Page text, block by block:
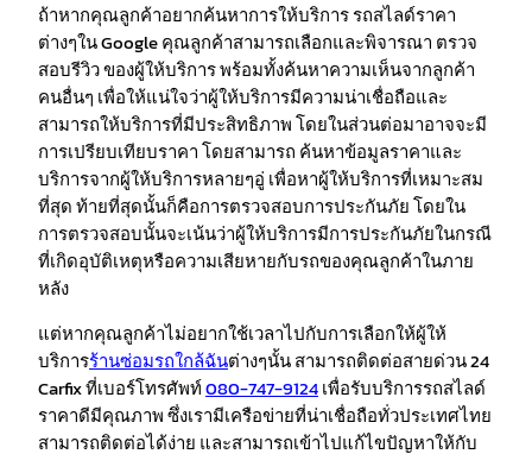
ถ้าหากคุณลูกค้าอยากค้นหาการให้บริการ รถสไลด์ราคา
ต่างๆใน Google คุณลูกค้าสามารถเลือกและพิจารณา ตรวจ
สอบรีวิว ของผู้ให้บริการ พร้อมทั้งค้นหาความเห็นจากลูกค้า
คนอื่นๆ เพื่อให้แน่ใจว่าผู้ให้บริการมีความน่าเชื่อถือและ
สามารถให้บริการที่มีประสิทธิภาพ โดยในส่วนต่อมาอาจจะมี
การเปรียบเทียบราคา โดยสามารถ ค้นหาข้อมูลราคาและ
บริการจากผู้ให้บริการหลายๆอู่ เพื่อหาผู้ให้บริการที่เหมาะสม
ที่สุด ท้ายที่สุดนั้นก็คือการตรวจสอบการประกันภัย โดยใน
การตรวจสอบนั้นจะเน้นว่าผู้ให้บริการมีการประกันภัยในกรณี
ที่เกิดอุบัติเหตุหรือความเสียหายกับรถของคุณลูกค้าในภาย
หลัง
แต่หากคุณลูกค้าไม่อยากใช้เวลาไปกับการเลือกให้ผู้ให้
บริการร้านซ่อมรถใกล้ฉันต่างๆนั้น สามารถติดต่อสายด่วน 24
Carfix ที่เบอร์โทรศัพท์080-747-9124เพื่อรับบริการรถสไลด์
ราคาดีมีคุณภาพ ซึ่งเรามีเครือข่ายที่น่าเชื่อถือทั่วประเทศไทย
สามารถติดต่อได้ง่าย และสามารถเข้าไปแก้ไขปัญหาให้กับ